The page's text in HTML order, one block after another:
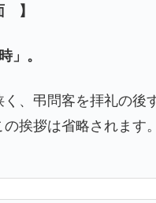
】
」。
、弔問客を拝礼の後
挨拶は省略されます。